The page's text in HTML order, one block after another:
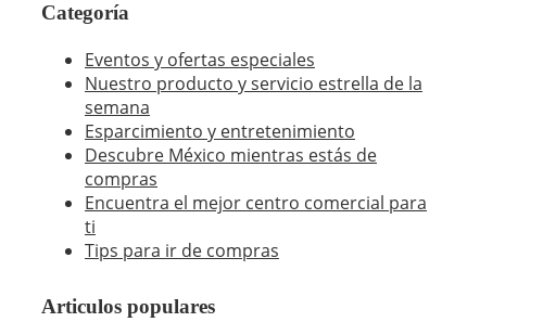
Categoría
Eventos y ofertas especiales
Nuestro producto y servicio estrella de la
semana
Esparcimiento y entretenimiento
Descubre México mientras estás de
compras
Encuentra el mejor centro comercial para
ti
Tips para ir de compras
Articulos populares